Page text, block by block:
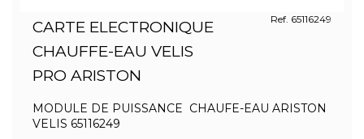
CARTE ELECTRONIQUE
CHAUFFE-EAU VELIS
PRO ARISTON
Ref. 65116249
MODULE DE PUISSANCE CHAUFE-EAU ARISTON
VELIS 65116249